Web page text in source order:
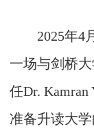
2025年4月
一场与剑桥
任Dr.
准备升读大